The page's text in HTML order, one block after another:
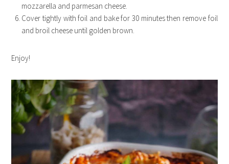
mozzarella and parmesan cheese.
Cover tightly with foil and bake for 30 minutes then remove foil
and broil cheese until golden brown.
Enjoy!